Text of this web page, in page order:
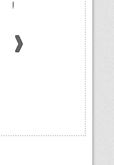
Батарейка Robiton ER17335